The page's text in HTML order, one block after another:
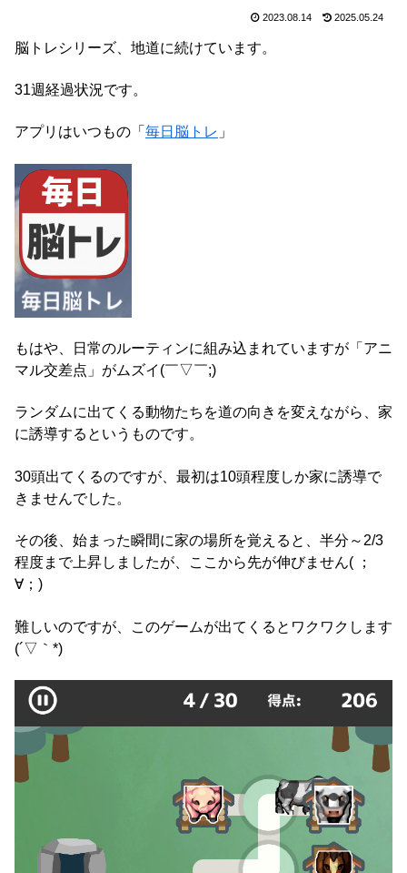
2023.08.14 2025.05.24
脳トレシリーズ、地道に続けています。
31週経過状況です。
アプリはいつもの「 毎日脳トレ 」
もはや、日常のルーティンに組み込まれていますが「アニ
マル交差点」がムズイ(￣▽￣;)
ランダムに出てくる動物たちを道の向きを変えながら、家
に誘導するというものです。
30頭出てくるのですが、最初は10頭程度しか家に誘導で
きませんでした。
その後、始まった瞬間に家の場所を覚えると、半分～2/3
程度まで上昇しましたが、ここから先が伸びません( ；
∀；)
難しいのですが、このゲームが出てくるとワクワクします
(´▽｀*)